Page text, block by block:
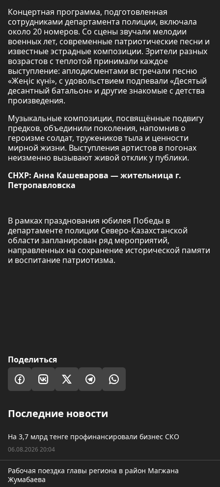
Концертная программа, подготовленная
сотрудниками департамента полиции, включала
около 20 номеров. Со сцены звучали мелодии
военных лет, современные патриотические песни и
известные эстрадные композиции. Зрители разных
возрастов с теплотой принимали каждое
выступление: аплодисментами встречали песню
«Жеңіс күні», с удовольствием подпевали «Десятый
десантный батальон» и другие знакомые с детства
произведения.
Музыкальные композиции, посвящённые подвигу
предков, объединили поколения, напомнив о
героизме солдат, тружеников тыла и ценности
мирной жизни. Выступления артистов в погонах
неизменно вызывают живой отклик у публики.
СНХР: Анна Кашеварова — жительница г.
Петропавловска
В рамках празднования юбилея Победы в
департаменте полиции Северо-Казахстанской
области запланирован ряд мероприятий,
направленных на сохранение исторической памяти
и воспитание патриотизма.
Поделиться
Последние новости
На 3,7 млрд тенге профинансировали бизнес СКО
06.08.2026 20:04
Рабочая поездка главы региона в район Магжана
Жумабаева